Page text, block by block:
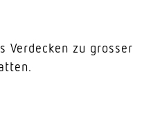
Verdecken zu grosser